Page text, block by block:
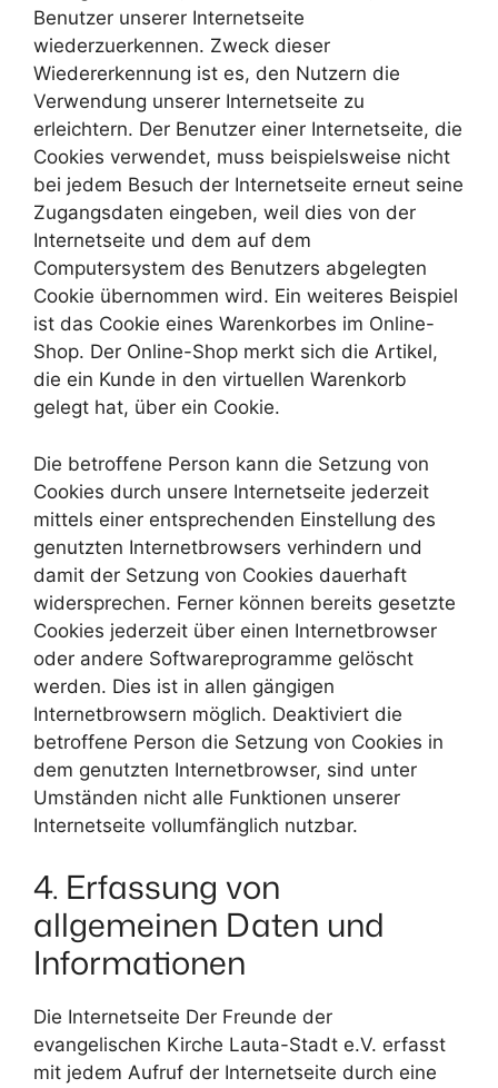
Benutzer unserer Internetseite
wiederzuerkennen. Zweck dieser
Wiedererkennung ist es, den Nutzern die
Verwendung unserer Internetseite zu
erleichtern. Der Benutzer einer Internetseite, die
Cookies verwendet, muss beispielsweise nicht
bei jedem Besuch der Internetseite erneut seine
Zugangsdaten eingeben, weil dies von der
Internetseite und dem auf dem
Computersystem des Benutzers abgelegten
Cookie übernommen wird. Ein weiteres Beispiel
ist das Cookie eines Warenkorbes im Online-
Shop. Der Online-Shop merkt sich die Artikel,
die ein Kunde in den virtuellen Warenkorb
gelegt hat, über ein Cookie.
Die betroffene Person kann die Setzung von
Cookies durch unsere Internetseite jederzeit
mittels einer entsprechenden Einstellung des
genutzten Internetbrowsers verhindern und
damit der Setzung von Cookies dauerhaft
widersprechen. Ferner können bereits gesetzte
Cookies jederzeit über einen Internetbrowser
oder andere Softwareprogramme gelöscht
werden. Dies ist in allen gängigen
Internetbrowsern möglich. Deaktiviert die
betroffene Person die Setzung von Cookies in
dem genutzten Internetbrowser, sind unter
Umständen nicht alle Funktionen unserer
Internetseite vollumfänglich nutzbar.
4. Erfassung von
allgemeinen Daten und
Informationen
Die Internetseite Der Freunde der
evangelischen Kirche Lauta-Stadt e.V. erfasst
mit jedem Aufruf der Internetseite durch eine